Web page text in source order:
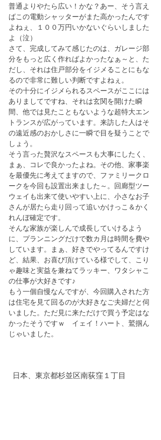
普通よりやたら広い！かな？あー、そう言え
ばこの電動シャッターがまた高かったんです
よねぇ、１００万円いかないぐらいしました
よ（泣）
さて、完成してみて感じたのは、ガレージ部
分をもっと広く作ればよかったなぁ～と、た
だし、それは住戸部分をイジメることにもな
るので非常に難しい判断ですよねぇ。
その十分にイジメられるスペースがここには
ありましてですね、それは玄関を開けた瞬
間、他では見たこともないような超特大エン
トランスが広がっています。来訪した人はそ
の遠近感のおかしさに一瞬で目を疑うことで
しょう。
そう言った贅沢なスペースも大事にしたく、
まぁ、コレで良かったよね。その他、家事楽
を最優先に考えてますので、ファミリークロ
ークを今回も設置出来ました～。回廊型ツー
ウェイも出来て使いやすい上に、小さなお子
さんが居たら走り回って追いかけっこ＆かく
れんぼ確定です。
そんな家族が楽しんで成長していけるよう
に、プランニングだけで数カ月は時間を費や
しています。まぁ、好きでやってるんですけ
ど、結果、お喜び頂けている様でして、こり
ゃ趣味と実益を兼ねてラッキー、ワタシャこ
の仕事が大好きです♪
もう一個自慢なんですが、今回購入された方
は住宅を見て回るのが大好きなご夫婦だと伺
いました。ただ見に来ただけで買う予定はな
かったそうですｗ　イェイ！ハート、鷲掴ん
じゃいました。
日本、東京都杉並区南荻窪１丁目